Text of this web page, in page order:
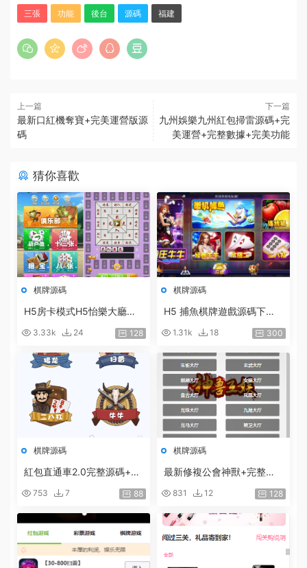
三張 功能 後台 源碼 福建
上一篇
最新口紅機奪寶+完美運營版源
碼
下一篇
九州娛樂九州紅包掃雷源碼+完
美運營+完整數據+完美功能
猜你喜歡
棋牌源碼
H5房卡模式H5怡樂大廳
_炸金花房卡遊戲
3.33k 24 128
棋牌源碼
H5 捕魚棋牌遊戲源碼下載
1.31k 18 300
棋牌源碼
紅包直通車2.0完整源碼+搭
753 7 88
棋牌源碼
最新修複公會神獸+完整源
831 12 128